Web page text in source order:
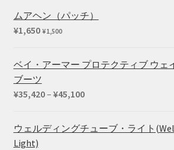
ムアヘン（パッチ）
¥1,650 ¥1,500
ベイ・アーマー プロテクティブ ウェ
ブーツ
¥35,420– ¥45,100価
帯:
ウェルディングチューブ・ライト
Light)